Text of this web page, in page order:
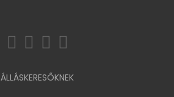
ÁLLÁSKERESŐKNEK